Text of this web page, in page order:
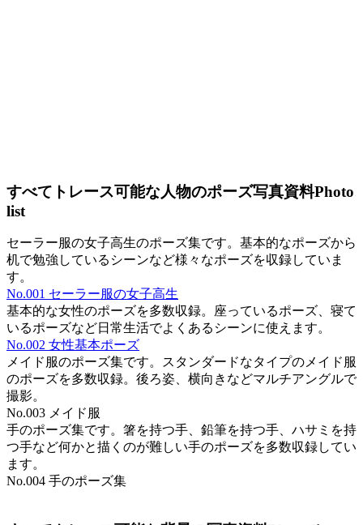
すべてトレース可能な人物のポーズ写真資料Photo
list
セーラー服の女子高生のポーズ集です。基本的なポーズから
机で勉強しているシーンなど様々なポーズを収録していま
す。
No.001 セーラー服の女子高生
基本的な女性のポーズを多数収録。座っているポーズ、寝て
いるポーズなど日常生活でよくあるシーンに使えます。
No.002 女性基本ポーズ
メイド服のポーズ集です。スタンダードなタイプのメイド服
のポーズを多数収録。後ろ姿、横向きなどマルチアングルで
撮影。
No.003 メイド服
手のポーズ集です。箸を持つ手、鉛筆を持つ手、ハサミを持
つ手など何かと描くのが難しい手のポーズを多数収録してい
ます。
No.004 手のポーズ集